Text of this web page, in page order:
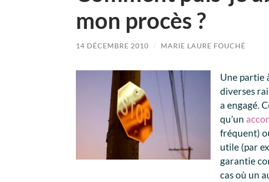
mon procès ?
14 DÉCEMBRE 2010 / MARIE LAURE FOUCHÉ
Une partie
diverses
a engagé.
qu’un
fréquent)
utile (par
garantie
cas où un